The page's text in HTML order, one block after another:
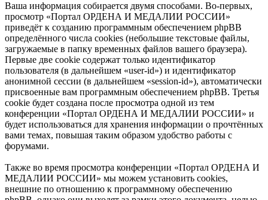
Ваша информация собирается двумя способами. Во-первых,
просмотр «Портал ОРДЕНА И МЕДАЛИИ РОССИИ»
приведёт к созданию программным обеспечением phpBB
определённого числа cookies (небольшие текстовые файлы,
загружаемые в папку временных файлов вашего браузера).
Первые две cookie содержат только идентификатор
пользователя (в дальнейшем «user-id») и идентификатор
анонимной сессии (в дальнейшем «session-id»), автоматически
присвоенные вам программным обеспечением phpBB. Третья
cookie будет создана после просмотра одной из тем
конференции «Портал ОРДЕНА И МЕДАЛИИ РОССИИ» и
будет использоваться для хранения информации о прочтённых
вами темах, повышая таким образом удобство работы с
форумами.
Также во время просмотра конференции «Портал ОРДЕНА И
МЕДАЛИИ РОССИИ» мы можем установить cookies,
внешние по отношению к программному обеспечению